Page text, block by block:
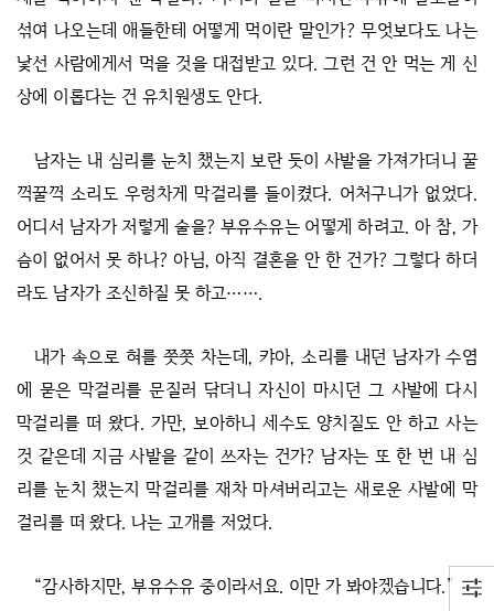
섞여 나오는데 애들한테 어떻게 먹이란 말인가? 무엇보다도 나는
낯선 사람에게서 먹을 것을 대접받고 있다. 그런 건 안 먹는 게 신
상에 이롭다는 건 유치원생도 안다.
남자는 내 심리를 눈치 챘는지 보란 듯이 사발을 가져가더니 꿀
꺽꿀꺽 소리도 우렁차게 막걸리를 들이켰다. 어처구니가 없었다.
어디서 남자가 저렇게 술을? 부유수유는 어떻게 하려고. 아 참, 가
슴이 없어서 못 하나? 아님, 아직 결혼을 안 한 건가? 그렇다 하더
라도 남자가 조신하질 못 하고…….
내가 속으로 혀를 쯧쯧 차는데, 캬아, 소리를 내던 남자가 수염
에 묻은 막걸리를 문질러 닦더니 자신이 마시던 그 사발에 다시
막걸리를 떠 왔다. 가만, 보아하니 세수도 양치질도 안 하고 사는
것 같은데 지금 사발을 같이 쓰자는 건가? 남자는 또 한 번 내 심
리를 눈치 챘는지 막걸리를 재차 마셔버리고는 새로운 사발에 막
걸리를 떠 왔다. 나는 고개를 저었다.
“감사하지만, 부유수유 중이라서요. 이만 가 봐야겠습니다.”